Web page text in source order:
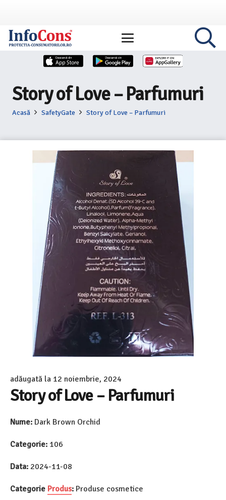
Story of Love – Parfumuri
Acasă SafetyGate Story of Love – Parfumuri
adăugată la 12 noiembrie, 2024
Story of Love – Parfumuri
Nume: Dark Brown Orchid
Categorie: 106
Data: 2024-11-08
Categorie Produs: Produse cosmetice